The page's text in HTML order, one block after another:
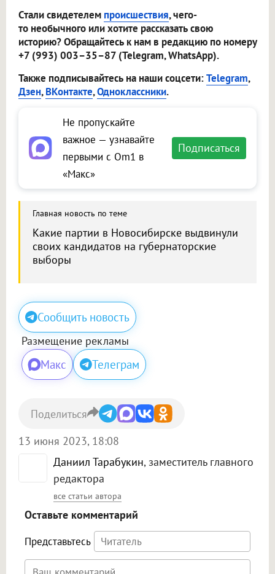
Стали свидетелем происшествия, чего-
то необычного или хотите рассказать свою
историю? Обращайтесь к нам в редакцию по номеру
+7 (993) 003–35–87 (Telegram, WhatsApp).
Также подписывайтесь на наши соцсети:Telegram,
Дзен,ВКонтакте,Одноклассники.
Не пропускайте
важное — узнавайте
первыми с Om1 в
«Макс»
Подписаться
Главная новость по теме
Какие партии в Новосибирске выдвинули
своих кандидатов на губернаторские
выборы
Сообщить новость
Размещение рекламы
Макс Телеграм
Даниил Тарабукин, заместитель главного
редактора
все статьи автора
13 июня 2023, 18:08
Поделиться
Оставьте комментарий
Представьтесь